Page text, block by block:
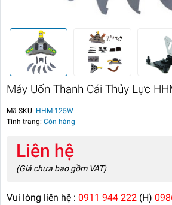
Máy Uốn Thanh Cái Thủy Lực
Mã SKU: HHM-125W
Tình trạng: Còn hàng
Liên hệ
(Giá chưa bao gồm VAT)
Vui lòng liên hệ : 0911 944 222 (H)